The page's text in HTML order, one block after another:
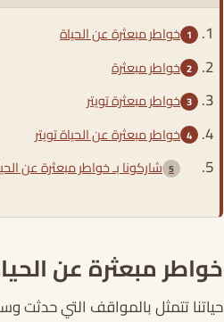
خواطر مبعثرة عن الحياة
خواطر مبعثرة
خواطر مبعثرة تويتر
خواطر مبعثرة عن الحياة تويتر
شاركونا بـ خواطر مبعثرة عن
خواطر مبعثرة عن
حياتنا تتمثل بالمواقف التي حدثت